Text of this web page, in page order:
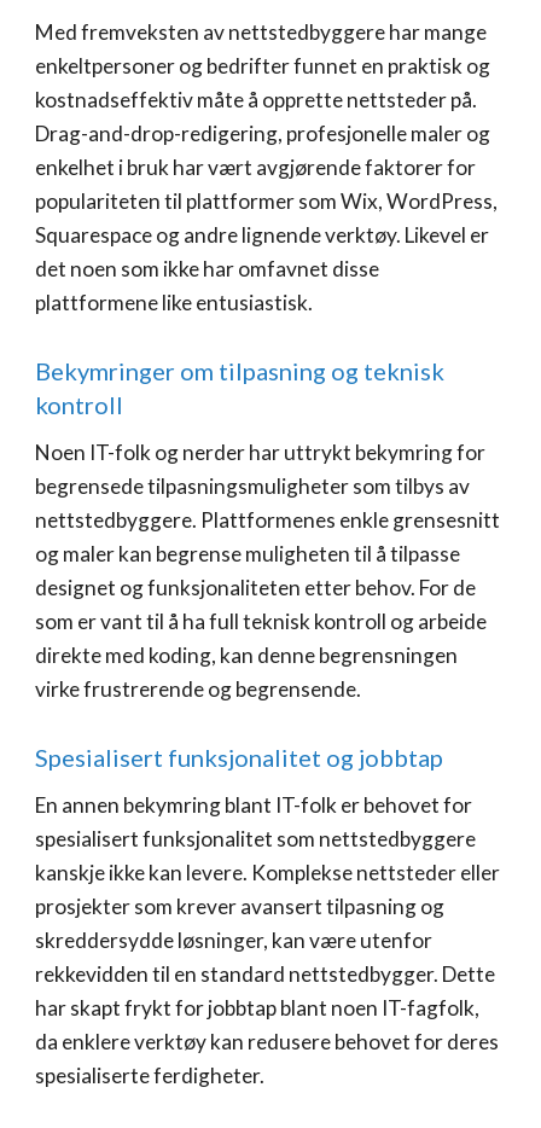
Med fremveksten av nettstedbyggere har mange
enkeltpersoner og bedrifter funnet en praktisk og
kostnadseffektiv måte å opprette nettsteder på.
Drag-and-drop-redigering, profesjonelle maler og
enkelhet i bruk har vært avgjørende faktorer for
populariteten til plattformer som Wix, WordPress,
Squarespace og andre lignende verktøy. Likevel er
det noen som ikke har omfavnet disse
plattformene like entusiastisk.
Bekymringer om tilpasning og teknisk
kontroll
Noen IT-folk og nerder har uttrykt bekymring for
begrensede tilpasningsmuligheter som tilbys av
nettstedbyggere. Plattformenes enkle grensesnitt
og maler kan begrense muligheten til å tilpasse
designet og funksjonaliteten etter behov. For de
som er vant til å ha full teknisk kontroll og arbeide
direkte med koding, kan denne begrensningen
virke frustrerende og begrensende.
Spesialisert funksjonalitet og jobbtap
En annen bekymring blant IT-folk er behovet for
spesialisert funksjonalitet som nettstedbyggere
kanskje ikke kan levere. Komplekse nettsteder eller
prosjekter som krever avansert tilpasning og
skreddersydde løsninger, kan være utenfor
rekkevidden til en standard nettstedbygger. Dette
har skapt frykt for jobbtap blant noen IT-fagfolk,
da enklere verktøy kan redusere behovet for deres
spesialiserte ferdigheter.